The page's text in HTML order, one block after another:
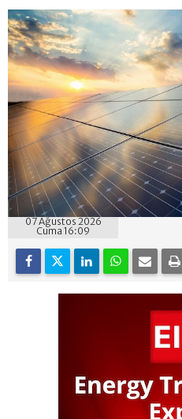
07 Ağustos 2026
Cuma 16:09